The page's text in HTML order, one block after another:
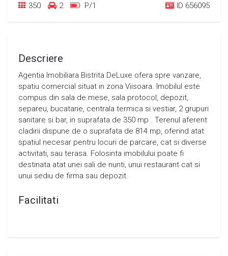
350 2 P/1 ID 656095
Descriere
Agentia Imobiliara Bistrita DeLuxe ofera spre vanzare,
spatiu comercial situat in zona Viisoara. Imobilul este
compus din sala de mese, sala protocol, depozit,
separeu, bucatarie, centrala termica si vestiar, 2 grupuri
sanitare si bar, in suprafata de 350 mp . Terenul aferent
cladirii dispune de o suprafata de 814 mp, oferind atat
spatiul necesar pentru locuri de parcare, cat si diverse
activitati, sau terasa. Folosinta imobilului poate fi
destinata atat unei sali de nunti, unui restaurant cat si
unui sediu de firma sau depozit.
Facilitati